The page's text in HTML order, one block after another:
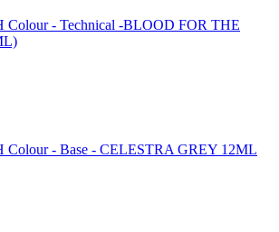
Colour - Technical -BLOOD FOR THE
Colour - Base - CELESTRA GREY 12ML